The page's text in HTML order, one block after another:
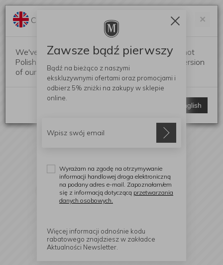
×
Change language?
We've detected that your browser language is not
Polish. Would you like to switch to the English version
of our website?
Switch to English
Zawsze bądź pierwszy
Bądź na bieżąco z naszymi
ekskluzywnymi ofertami oraz promocjami i
odbierz 5% zniżki na zakupy w sklepie
online.
Wyrażam na zgodę na otrzymywanie
informacji handlowej droga elektroniczną
na podany adres e-mail. Zapoznałam/em
się z informacją dotyczącą przetwarzania
danych osobowych.
Więcej informacji odnośnie kodu
rabatowego znajdziesz w zakładce
Aktualności Newsletter.